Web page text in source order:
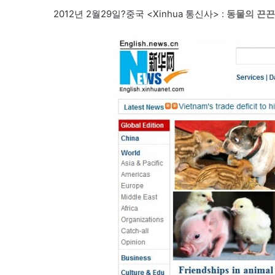
2012년 2월29일?중국 <Xinhua 통신사> : 동물의 끈